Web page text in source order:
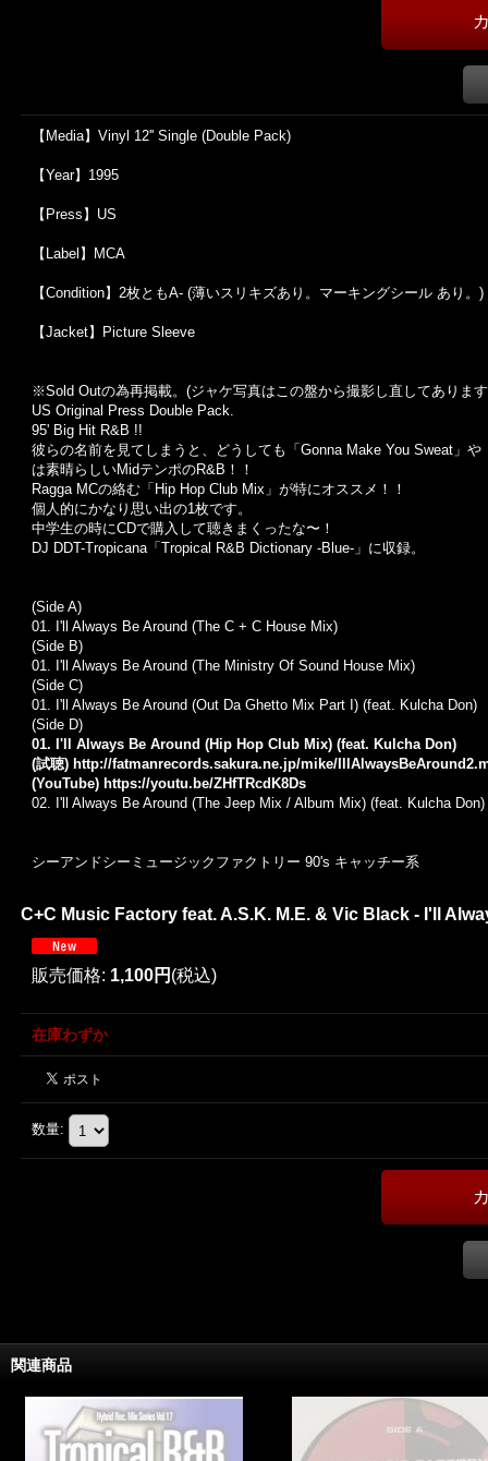
【Media】Vinyl 12'' Single (Double Pack)
【Year】1995
【Press】US
【Label】MCA
【Condition】2枚ともA- (薄いスリキズあり。マーキングシール あり。)
【Jacket】Picture Sleeve
※Sold Outの為再掲載。 (ジャケ写真はこの盤から撮影し直してありま
US Original Press Double Pack.
95' Big Hit R&B !!
彼らの名前を見てしまうと、どうしても「Gonna Make You Sweat」
は素晴らしいMidテンポのR&B！！
Ragga MCの絡む「Hip Hop Club Mix」が特にオススメ！！
個人的にかなり思い出の1枚です。
中学生の時にCDで購入して聴きまくったな〜！
DJ DDT-Tropicana「Tropical R&B Dictionary -Blue-」に収録。
(Side A)
01. I'll Always Be Around (The C + C House Mix)
(Side B)
01. I'll Always Be Around (The Ministry Of Sound House Mix)
(Side C)
01. I'll Always Be Around (Out Da Ghetto Mix Part I) (feat. Kulcha Don)
(Side D)
01. I'll Always Be Around (Hip Hop Club Mix) (feat. Kulcha Don)
(試聴) http://fatmanrecords.sakura.ne.jp/mike/
(YouTube) https://youtu.be/ZHfTRcdK8Ds
02. I'll Always Be Around (The Jeep Mix / Album Mix) (feat. Kulcha Don)
シーアンドシーミュージックファクトリー 90's キャッチー系
C+C Music Factory feat. A.S.K. M.E. & Vic Black - I'll
販売価格: 1,100円 (税込)
在庫わずか
数量:
関連商品